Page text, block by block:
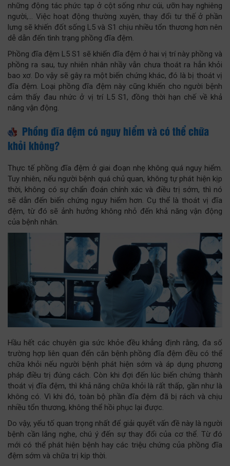
những động tác phức tạp ở cột sống như cúi, ưỡn hay nghiêng
người,... Việc hoạt động thường xuyên, thay đổi tư thế ở phần
lưng sẽ khiến đốt sống L5 và S1 chịu nhiều tổn thương hơn nên
dễ dẫn đến tình trạng phồng đĩa đệm.
Phồng đĩa đệm L5 S1 sẽ khiến đĩa đệm ở hai vị trí này phồng và
phồng ra sau, tuy nhiên nhân nhầy vẫn chưa thoát ra hẳn khỏi
bao xơ. Do vậy sẽ gây ra một biến chứng khác, đó là bị thoát vị
đĩa đệm. Loại phồng đĩa đệm này cũng khiến cho người bệnh
cảm thấy đau nhức ở vị trí L5 S1, đồng thời hạn chế về khả
năng vận động.
Phồng đĩa đệm có nguy hiểm và có thể chữa
khỏi không?
Thực tế phồng đĩa đệm ở giai đoạn nhẹ không quá nguy hiểm.
Tuy nhiên, nếu người bệnh quá chủ quan, không tự phát hiện kịp
thời, không có sự chẩn đoán chính xác và điều trị sớm, thì nó
sẽ dẫn đến biến chứng nguy hiểm hơn. Cụ thể là thoát vị đĩa
đệm, từ đó sẽ ảnh hưởng không nhỏ đến khả năng vận động
của bệnh nhân.
Hầu hết các chuyên gia sức khỏe đều khẳng định rằng, đa số
trường hợp liên quan đến căn bệnh phồng đĩa đệm đều có thể
chữa khỏi nếu người bệnh phát hiện sớm và áp dụng phương
pháp điều trị đúng cách. Còn khi đợi đến lúc biến chứng thành
thoát vị đĩa đệm, thì khả năng chữa khỏi là rất thấp, gần như là
không có. Vì khi đó, toàn bộ phần đĩa đệm đã bị rách và chịu
nhiều tổn thương, không thể hồi phục lại được.
Do vậy, yếu tố quan trọng nhất để giải quyết vấn đề này là người
bệnh cần lắng nghe, chú ý đến sự thay đổi của cơ thể. Từ đó
mới có thể phát hiện bệnh hay các triệu chứng của phồng đĩa
đệm sớm và chữa trị kịp thời.